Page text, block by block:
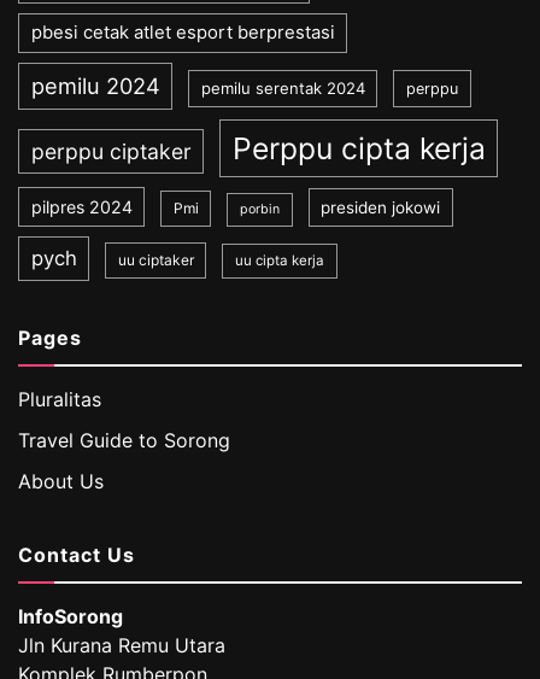
pbesi cetak atlet esport berprestasi
pemilu 2024 pemilu serentak 2024 perppu
perppu ciptaker Perppu cipta kerja
pilpres 2024 Pmi porbin presiden jokowi
pych uu ciptaker uu cipta kerja
Pages
Pluralitas
Travel Guide to Sorong
About Us
Contact Us
InfoSorong
Jln Kurana Remu Utara
Komplek Rumberpon